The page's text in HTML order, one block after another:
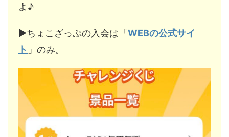
よ♪
▶︎ちょこざっぷの入会は「WEBの公式サイ
ト 」のみ。